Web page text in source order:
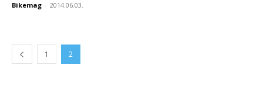
Bikemag - 2014.06.03.
1 2